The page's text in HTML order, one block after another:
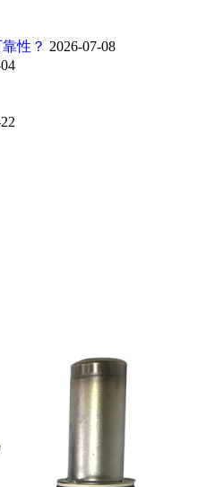
性？ 2026-07-08